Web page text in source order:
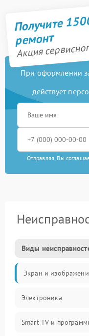
Получите
ремонт
Акция
При оформлении
действует
Отправляя, Вы
Виды
Экран и
Электроника
Smart TV и